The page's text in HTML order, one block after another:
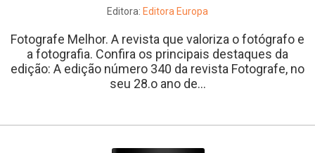
Editora: Editora Europa
Fotografe Melhor. A revista que valoriza o fotógrafo e
a fotografia. Confira os principais destaques da
edição: A edição número 340 da revista Fotografe, no
seu 28.o ano de...